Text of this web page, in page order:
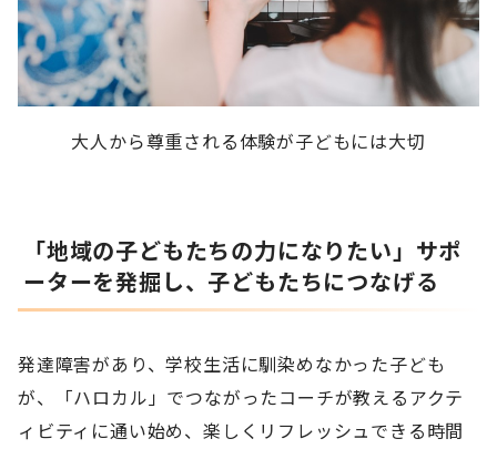
大人から尊重される体験が子どもには大切
「地域の子どもたちの力になりたい」サポ
ーターを発掘し、子どもたちにつなげる
発達障害があり、学校生活に馴染めなかった子ども
が、「ハロカル」でつながったコーチが教えるアクテ
ィビティに通い始め、楽しくリフレッシュできる時間